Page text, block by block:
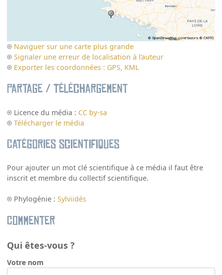
Naviguer sur une carte plus grande
Signaler une erreur de localisation à l’auteur
Exporter les coordonnées : GPS, KML
Partage / Téléchargement
Licence du média : CC by-sa
Télécharger le média
Catégories scientifiques
Pour ajouter un mot clé scientifique à ce média il faut être
inscrit et membre du collectif scientifique.
Phylogénie :Sylviidés
Commenter
Qui êtes-vous ?
Votre nom